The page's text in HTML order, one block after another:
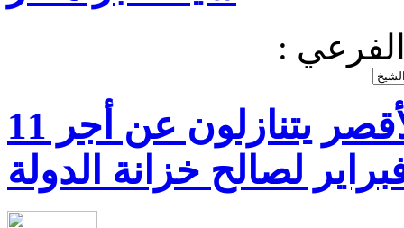
موظفو الجمارك بمطار الأقصر يتنازلون عن أجر 11
لصالح خزانة الدولة